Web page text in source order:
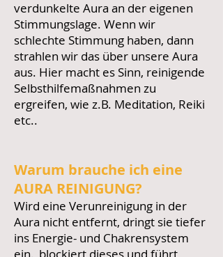
verdunkelte Aura an der eigenen
Stimmungslage. Wenn wir
schlechte Stimmung haben, dann
strahlen wir das über unsere Aura
aus. Hier macht es Sinn, reinigende
Selbsthilfemaßnahmen zu
ergreifen, wie z.B. Meditation, Reiki
etc..
Warum brauche ich eine
AURA REINIGUNG?
Wird eine Verunreinigung in der
Aura nicht entfernt, dringt sie tiefer
ins Energie- und Chakrensystem